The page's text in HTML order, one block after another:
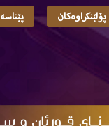
پۆلێنکراوەکان پێناسە